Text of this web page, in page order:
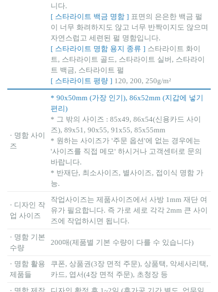
니다.
[ 스타라이트 백금 명함 ] 표면의 은은한 백금 펄
이 너무 화려하지도 않고 너무 반짝이지도 않으며
자연스럽고 세련된 펄 명함입니다.
[ 스타라이트 명함 용지 종류 ] 스타라이트 화이
트, 스타라이트 골드, 스타라이트 실버, 스타라이
트 백금, 스타라이트 펄
[ 스타라이트 평량 ] 120, 200, 250g/m²
· 명함 사이
즈
* 90x50mm (가장 인기), 86x52mm (지갑에 넣기
편리)
* 그 밖의 사이즈 : 85x49, 86x54(신용카드 사이
즈), 89x51, 90x55, 91x55, 85x55mm
* 원하는 사이즈가 '주문 옵션'에 없는 경우에는
'사이즈를 직접 메모' 하시거나 고객센터로 문의
바랍니다.
* 반재단, 최소사이즈, 별사이즈, 접이식 명함 가
능.
· 디자인 작
업 사이즈
작업사이즈는 제품사이즈에서 사방 1mm 재단 여
유가 필요합니다. 즉 가로 세로 각각 2mm 큰 사이
즈에 작업하시면 됩니다.
· 명함 기본
수량
200매(제품별 기본 수량이 다를 수 있습니다)
· 명함 활용
제품들
쿠폰, 상품권(3장 면적 주문), 상품택, 악세사리택,
카드, 엽서(4장 면적 주문), 초청장 등